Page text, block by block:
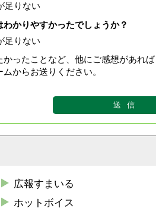
足りない
かりやすかったでしょうか？
足りない
ったことなど、他にご感想があれば
からお送りください。
広報すまいる
ホットボイス